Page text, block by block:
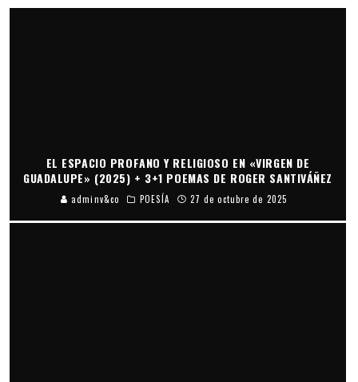
EL ESPACIO PROFANO Y RELIGIOSO EN «VIRGEN DE
GUADALUPE» (2025) + 3+1 POEMAS DE ROGER SANTIVÁÑEZ
adminv&co POESÍA 27 de octubre de 2025